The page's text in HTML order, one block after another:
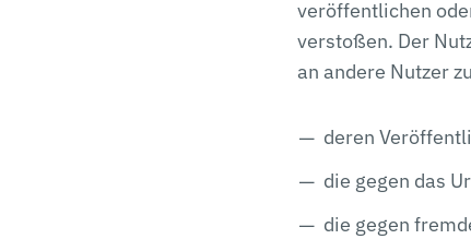
veröffentlichen
verstoßen. Der
an andere Nutzer
deren
die gegen das
die gegen